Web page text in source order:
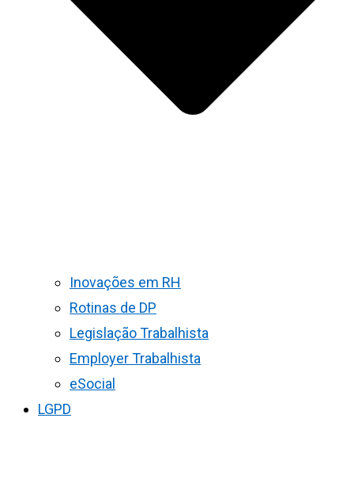
Inovações em RH
Rotinas de DP
Legislação Trabalhista
Employer Trabalhista
eSocial
LGPD